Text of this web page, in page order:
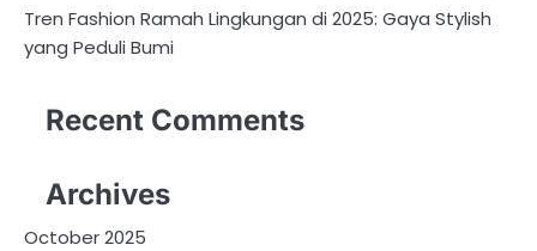
Tren Fashion Ramah Lingkungan di 2025: Gaya Stylish
yang Peduli Bumi
Recent Comments
Archives
October 2025